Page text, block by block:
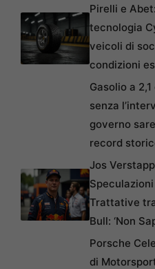
Pirelli e
tecnologia
veicoli di
condizioni
Gasolio a
senza
governo
record
Jos
Trattative
Bull: ‘Non
Porsche
di